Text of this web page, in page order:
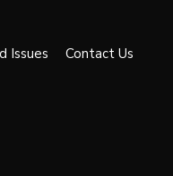
Issues Contact Us